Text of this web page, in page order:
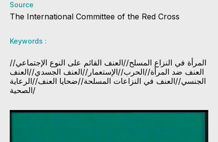
Source
The International Committee of the Red Cross
Keywords :
المرأة في النزاع المسلح//العنف القائم على النوع الإجتماعي//
العنف ضد المرأة//الحرب//الإستعمار//العنف الجسدي//العنف
الجنسي//العنف في النزاعات المسلحة//ضحايا العنف//الرعاية
الصحية/